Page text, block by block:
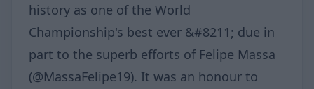
history as one of the World
Championship's best ever &#8211; due in
part to the superb efforts of Felipe Massa
(@MassaFelipe19). It was an honour to